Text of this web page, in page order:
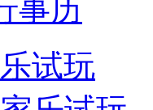
事历
试玩